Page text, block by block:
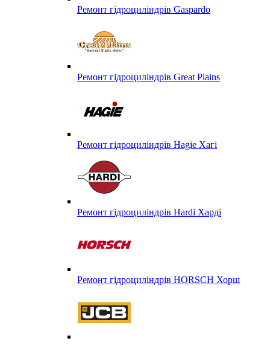
Ремонт гідроциліндрів Gaspardo
Ремонт гідроциліндрів Great Plains
Ремонт гідроциліндрів Hagie Хагі
Ремонт гідроциліндрів Hardi Харді
Ремонт гідроциліндрів HORSCH Хорш